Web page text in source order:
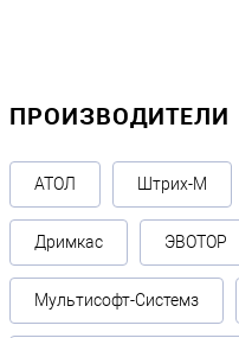
ПРОИЗВОДИТЕЛИ
АТОЛ Штрих-М
Дримкас ЭВОТОР
Мультисофт-Системз